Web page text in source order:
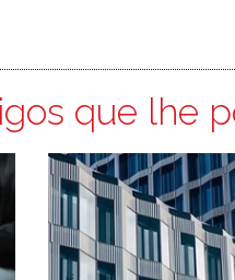
que lhe